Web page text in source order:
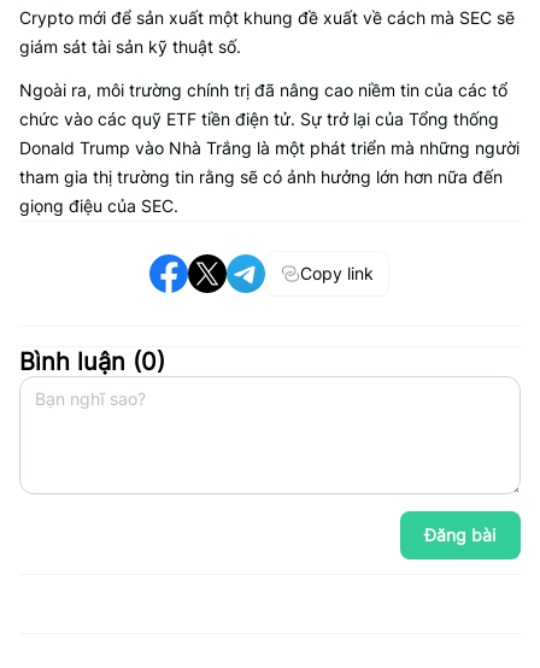
Crypto mới để sản xuất một khung đề xuất về cách mà SEC sẽ
giám sát tài sản kỹ thuật số.
Ngoài ra, môi trường chính trị đã nâng cao niềm tin của các tổ
chức vào các quỹ ETF tiền điện tử. Sự trở lại của Tổng thống
Donald Trump vào Nhà Trắng là một phát triển mà những người
tham gia thị trường tin rằng sẽ có ảnh hưởng lớn hơn nữa đến
giọng điệu của SEC.
Copy link
Bình luận (0)
Đăng bài